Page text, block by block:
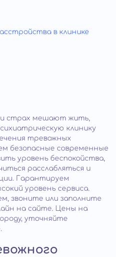
в клинике
и страх мешают жить,
клинику
тревожных
безопасные современные
уровень беспокойства,
расслабляться и
Гарантируем
уровень сервиса.
звоните или заполните
на сайте. Цены на
уточняйте